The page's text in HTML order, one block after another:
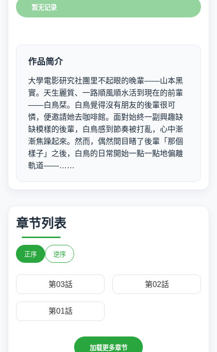
暂无记录
作品简介
大學電影研究社團里不起眼的晚輩——山本黑
實。天生麗質、一路順風順水活到現在的前輩
——白鳥栞。白鳥覺得沒有朋友的後輩很可
憐，便邀請她去咖啡館。面對始終一副興趣缺
缺模樣的後輩，白鳥感到節奏被打亂，心中漸
漸焦躁起來。然而，偶然間目睹了後輩「那個
樣子」之後，白鳥的日常開始一點一點地偏離
軌道——……
章节列表
正序 逆序
第03話 第02話
第01話
加载更多章节